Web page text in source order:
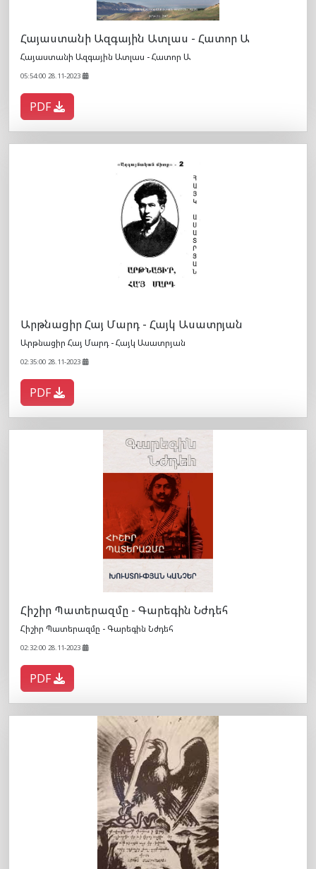
Հայաստանի Ազգային Ատլաս - Հատոր Ա
Հայաստանի Ազգային Ատլաս - Հատոր Ա
05:54:00 28.11-2023
PDF
Արթնացիր Հայ Մարդ - Հայկ Ասատրյան
Արթնացիր Հայ Մարդ - Հայկ Ասատրյան
02:35:00 28.11-2023
PDF
Հիշիր Պատերազմը - Գարեգին Նժդեհ
Հիշիր Պատերազմը - Գարեգին Նժդեհ
02:32:00 28.11-2023
PDF